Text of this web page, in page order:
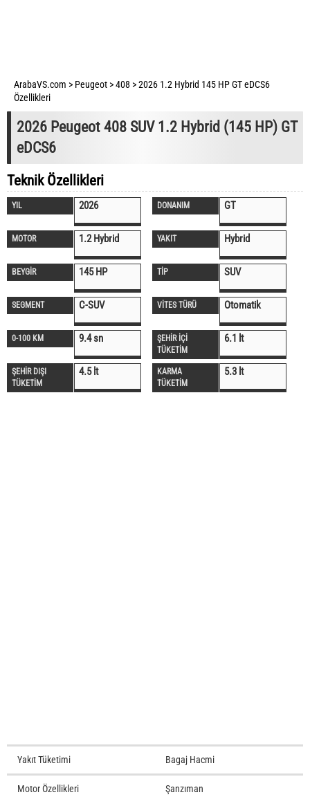
ArabaVS.com > Peugeot >408 >2026 1.2 Hybrid 145 HP GT eDCS6
Özellikleri
2026 Peugeot 408 SUV 1.2 Hybrid (145 HP) GT
eDCS6
Teknik Özellikleri
YIL 2026 DONANIM GT
MOTOR 1.2 Hybrid YAKIT Hybrid
BEYGİR 145 HP TİP SUV
SEGMENT C-SUV VİTES TÜRÜ Otomatik
0-100 KM 9.4 sn
ŞEHİR İÇİ
TÜKETİM
6.1 lt
ŞEHİR DIŞI
TÜKETİM
4.5 lt
KARMA
TÜKETİM
5.3 lt
Yakıt Tüketimi Bagaj Hacmi
Motor Özellikleri Şanzıman